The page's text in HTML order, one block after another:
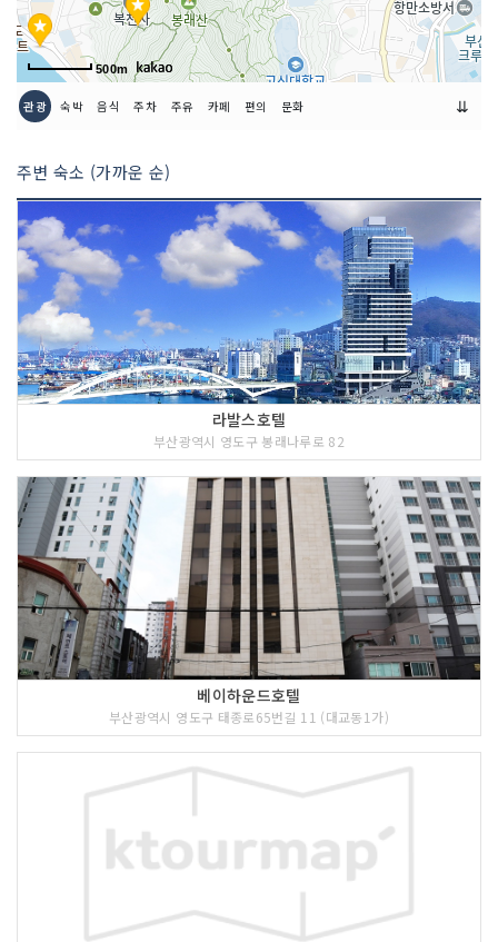
500m
관광 숙박 음식 주차 주유 카페 편의 문화 ⇊
주변 숙소 (가까운 순)
라발스호텔
부산광역시 영도구 봉래나루로 82
베이하운드호텔
부산광역시 영도구 태종로65번길 11 (대교동1가)